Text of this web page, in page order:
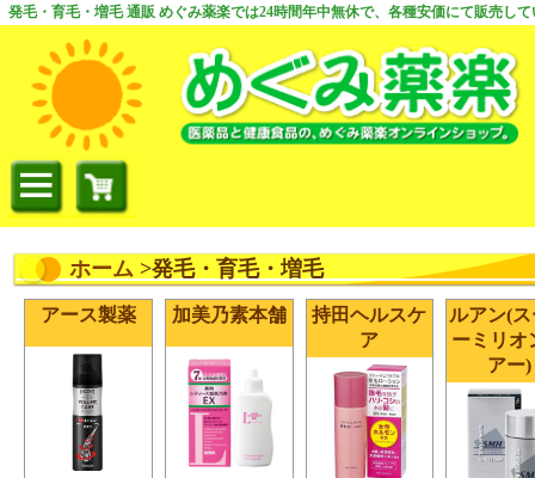
発毛・育毛・増毛 通販 めぐみ薬楽では24時間年中無休で、各種安価にて販売し
ホーム >発毛・育毛・増毛
アース製薬 加美乃素本舗
持田ヘルスケ
ア
ルアン(
ーミリオ
アー)